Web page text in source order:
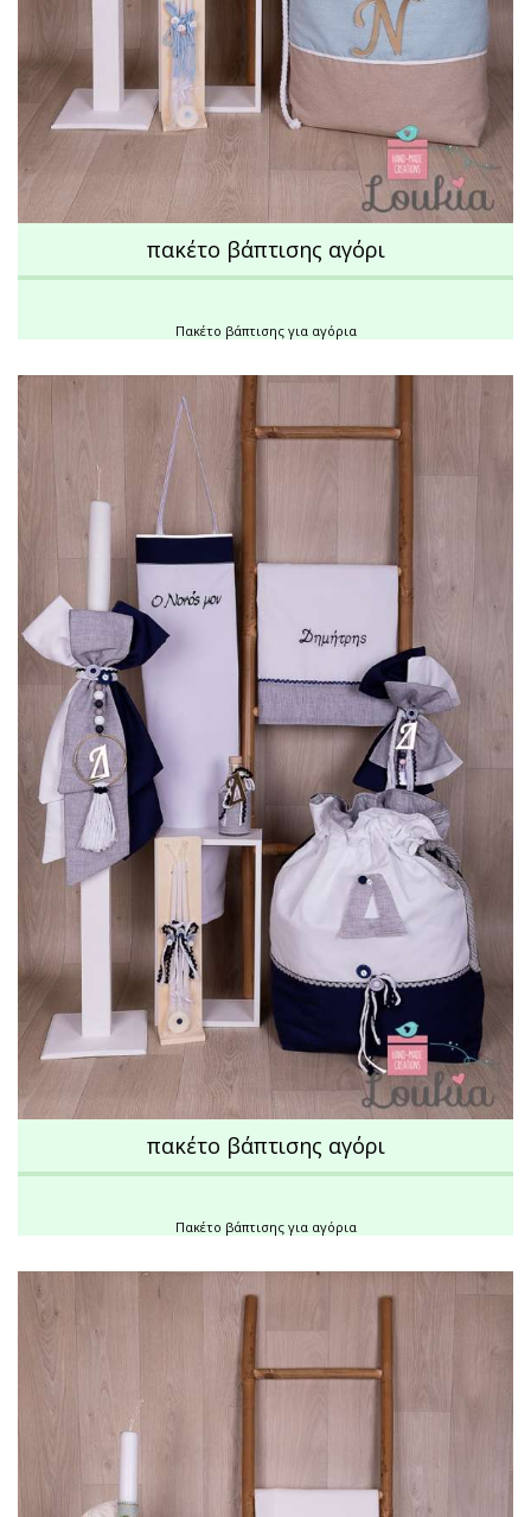
πακέτο βάπτισης αγόρι
Πακέτο βάπτισης για αγόρια
πακέτο βάπτισης αγόρι
Πακέτο βάπτισης για αγόρια